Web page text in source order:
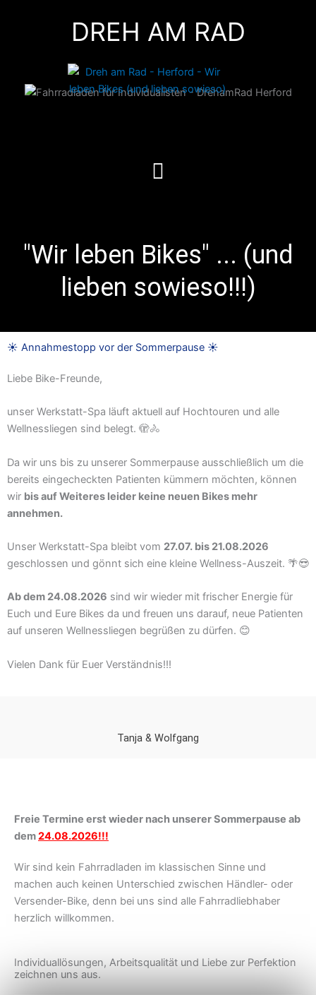
DREH AM RAD
Menü
"Wir leben Bikes" ... (und
lieben sowieso!!!)
☀️ Annahmestopp vor der Sommerpause ☀️
Liebe Bike-Freunde,
unser Werkstatt-Spa läuft aktuell auf Hochtouren und alle
Wellnessliegen sind belegt. 🫣🚴
Da wir uns bis zu unserer Sommerpause ausschließlich um die
bereits eingecheckten Patienten kümmern möchten, können
wir bis auf Weiteres leider keine neuen Bikes mehr
annehmen.
Unser Werkstatt-Spa bleibt vom 27.07. bis 21.08.2026
geschlossen und gönnt sich eine kleine Wellness-Auszeit. 🌴😎
Ab dem 24.08.2026 sind wir wieder mit frischer Energie für
Euch und Eure Bikes da und freuen uns darauf, neue Patienten
auf unseren Wellnessliegen begrüßen zu dürfen. 😊
Vielen Dank für Euer Verständnis!!!
Tanja & Wolfgang
Freie Termine erst wieder nach unserer Sommerpause ab
dem24.08.2026!!!
Wir sind kein Fahrradladen im klassischen Sinne und
machen auch keinen Unterschied zwischen Händler- oder
Versender-Bike, denn bei uns sind alle Fahrradliebhaber
herzlich willkommen.
Individuallösungen, Arbeitsqualität und Liebe zur Perfektion
zeichnen uns aus.